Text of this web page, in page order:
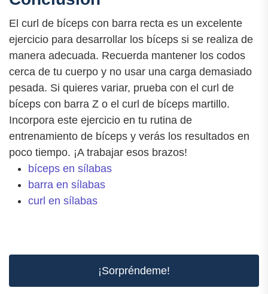
El curl de bíceps con barra recta es un excelente
ejercicio para desarrollar los bíceps si se realiza de
manera adecuada. Recuerda mantener los codos
cerca de tu cuerpo y no usar una carga demasiado
pesada. Si quieres variar, prueba con el curl de
bíceps con barra Z o el curl de bíceps martillo.
Incorpora este ejercicio en tu rutina de
entrenamiento de bíceps y verás los resultados en
poco tiempo. ¡A trabajar esos brazos!
bíceps en sílabas
barra en sílabas
curl en sílabas
¡Sorpréndeme!